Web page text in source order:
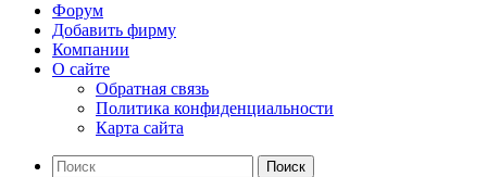
Форум
Добавить фирму
Компании
О сайте
Обратная связь
Политика конфиденциальности
Карта сайта
Поиск